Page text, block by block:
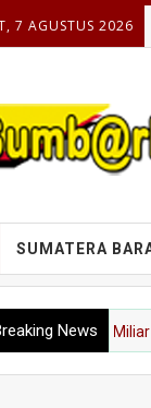
7 AGUSTUS 2026
SUMATERA
News
Rp165 Miliar di